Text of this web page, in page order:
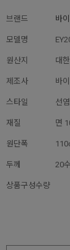
브랜드 바
모델명
원산지 대
제조사 바
스타일 선
재질 면
원단폭
두께 20수
상품구성수량